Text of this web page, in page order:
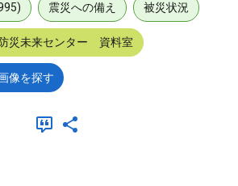
震災への備え 被災状況
災未来センター 資料室
像を探す